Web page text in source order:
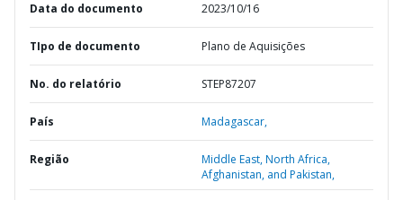
Data do documento 2023/10/16
TIpo de documento Plano de Aquisições
No. do relatório STEP87207
País Madagascar,
Região
Middle East, North Africa,
Afghanistan, and Pakistan,